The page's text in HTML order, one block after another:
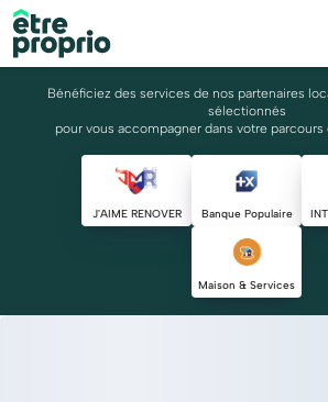
Bénéficiez des services de nos partenaires
sélectionnés
pour vous accompagner dans votre
J'AIME RENOVER Banque Populaire
Maison & Services